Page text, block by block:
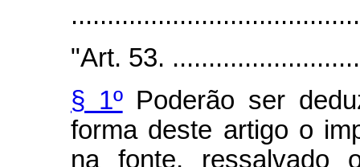
"Art. 53.
§ 1ºPoderão ser
forma deste artigo o
na fonte,